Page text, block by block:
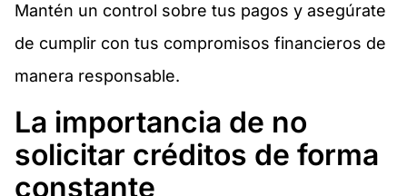
Mantén un control sobre tus pagos y asegúrate
de cumplir con tus compromisos financieros de
manera responsable.
La importancia de no
solicitar créditos de forma
constante